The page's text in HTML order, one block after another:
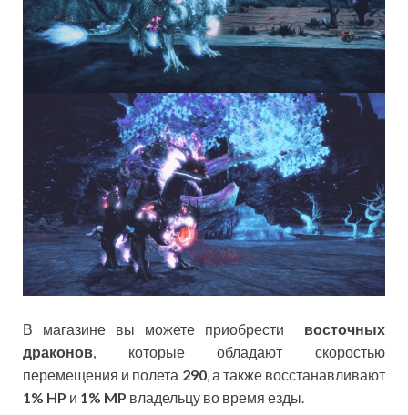
В магазине вы можете приобрести
восточных
драконов, которые обладают скоростью
перемещения и полета 290, а также восстанавливают
1% HP и 1% MP владельцу во время езды.